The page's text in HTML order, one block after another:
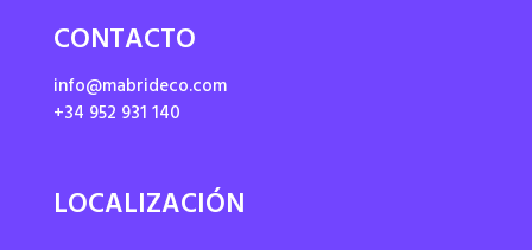
CONTACTO
info@mabrideco.com
+34 952 931 140
LOCALIZACIÓN